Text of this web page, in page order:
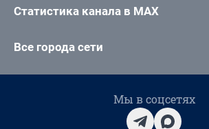
Статистика канала в MAX
Все города сети
Мы в соцсетях